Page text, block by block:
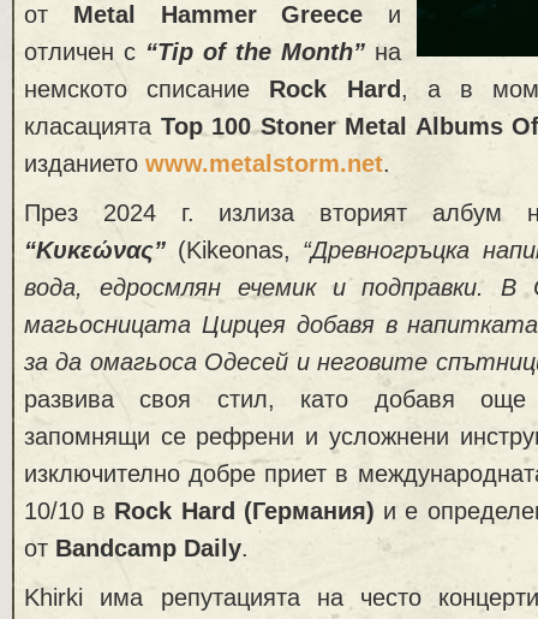
от Metal Hammer Greece и
отличен с “Tip of the Month” на
немското списание Rock Hard , a в
класацията Top 100 Stoner Metal Albums
изданието www.metalstorm.net.
През 2024 г. излиза вторият
“Κυκεώνας” (Kikeonas, “Древногръцка
вода, едросмлян ечемик и подправки.
магьосницата Цирцея добавя в
за да омагьоса Одесей и неговите
развива своя стил, като добавя още
запомнящи се рефрени и усложнени
изключително добре приет в
10/10 в Rock Hard (Германия) и е
от Bandcamp Daily.
Khirki има репутацията на често